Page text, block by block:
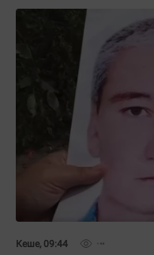
Кеше, 09:44